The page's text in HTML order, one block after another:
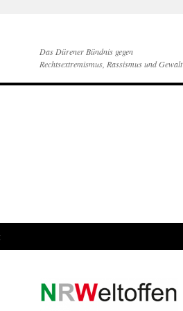
Das Dürener Bündnis gegen
Rechtsextremismus, Rassismus und Gewalt